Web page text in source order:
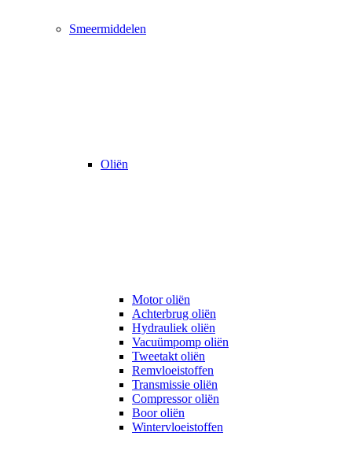
Smeermiddelen
Oliën
Motor oliën
Achterbrug oliën
Hydrauliek oliën
Vacuümpomp oliën
Tweetakt oliën
Remvloeistoffen
Transmissie oliën
Compressor oliën
Boor oliën
Wintervloeistoffen